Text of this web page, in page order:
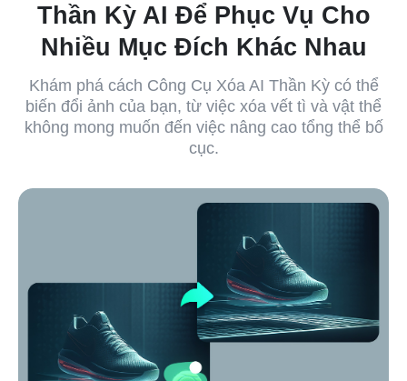
Thần Kỳ AI Để Phục Vụ Cho
Nhiều Mục Đích Khác Nhau
Khám phá cách Công Cụ Xóa AI Thần Kỳ có thể
biến đổi ảnh của bạn, từ việc xóa vết tì và vật thể
không mong muốn đến việc nâng cao tổng thể bố
cục.